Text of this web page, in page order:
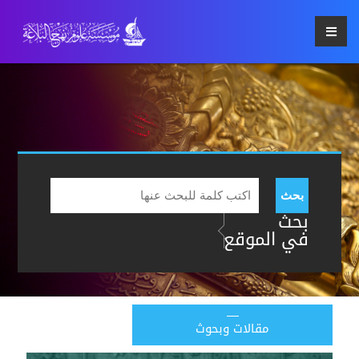
بحث
بحث
في الموقع
مقالات وبحوث